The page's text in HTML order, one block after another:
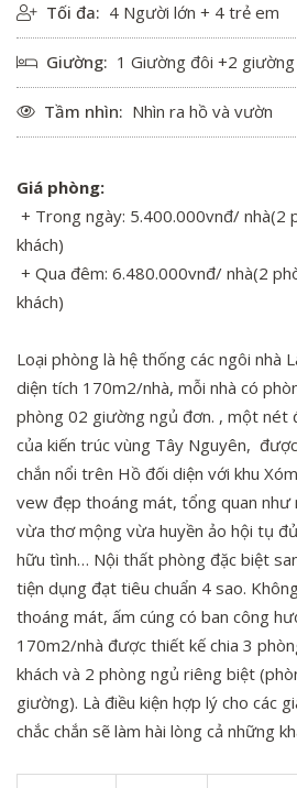
Tối đa: 4 Người lớn + 4 trẻ em
Giường: 1 Giường đôi +2
Tầm nhìn: Nhìn ra hồ và vườn
Giá phòng:
+ Trong ngày: 5.400.000vnđ/ nhà(2
khách)
+ Qua đêm: 6.480.000vnđ/ nhà(2
khách)
Loại phòng là hệ thống các ngôi nhà
diện tích 170m2/nhà, mỗi nhà có
phòng 02 giường ngủ đơn. , một nét
của kiến trúc vùng Tây Nguyên,
chắn nổi trên Hồ đối diện với khu
vew đẹp thoáng mát, tổng quan như
vừa thơ mộng vừa huyền ảo hội tụ
hữu tình… Nội thất phòng đặc biệt
tiện dụng đạt tiêu chuẩn 4 sao.
thoáng mát, ấm cúng có ban công
170m2/nhà được thiết kế chia 3
khách và 2 phòng ngủ riêng biệt
giường). Là điều kiện hợp lý cho các
chắc chắn sẽ làm hài lòng cả những